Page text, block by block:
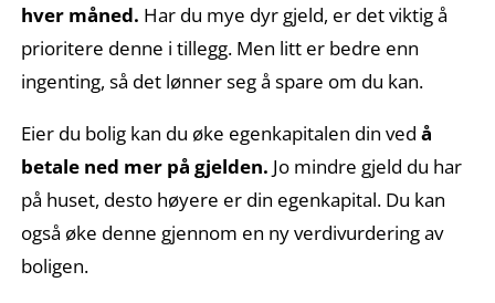
hver måned. Har du mye dyr gjeld, er det viktig å
prioritere denne i tillegg. Men litt er bedre enn
ingenting, så det lønner seg å spare om du kan.
Eier du bolig kan du øke egenkapitalen din ved å
betale ned mer på gjelden. Jo mindre gjeld du har
på huset, desto høyere er din egenkapital. Du kan
også øke denne gjennom en ny verdivurdering av
boligen.